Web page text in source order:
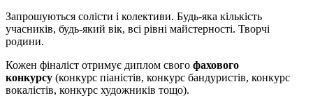
Запрошуються солісти і колективи. Будь-яка кількість
учасників, будь-який вік, всі рівні майстерності. Творчі
родини.
Кожен фіналіст отримує диплом свого фахового
конкурсу (конкурс піаністів, конкурс бандуристів, конкурс
вокалістів, конкурс художників тощо).